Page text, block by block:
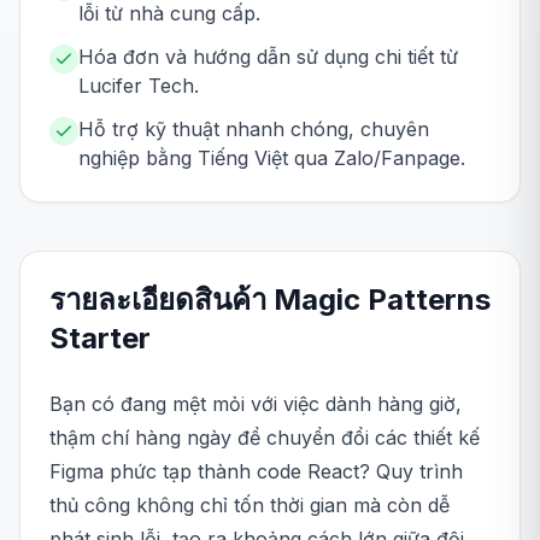
lỗi từ nhà cung cấp.
Hóa đơn và hướng dẫn sử dụng chi tiết từ
Lucifer Tech.
Hỗ trợ kỹ thuật nhanh chóng, chuyên
nghiệp bằng Tiếng Việt qua Zalo/Fanpage.
รายละเอียดสินค้า Magic Patterns
Starter
Bạn có đang mệt mỏi với việc dành hàng giờ,
thậm chí hàng ngày để chuyển đổi các thiết kế
Figma phức tạp thành code React? Quy trình
thủ công không chỉ tốn thời gian mà còn dễ